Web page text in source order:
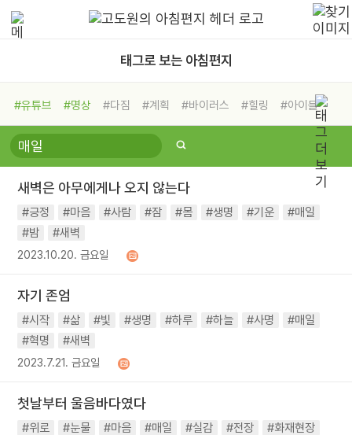
태그로 보는 아침편지
#유튜브 #명상 #다짐 #계획 #바이러스 #힐링
#아이들
#비전캠프
#독서캠프 #삶
#희망
#나눔 #친구 #링컨학교
#독서
#건강 #면역력
새벽은 아무에게나 오지 않는다
#긍정 #마음 #사람 #잠 #몸 #생명 #기운
#매일
#밤
#새벽
2023.10.20. 금요일
자기 존엄
#시작 #삶 #빛 #생명 #하루 #하늘 #사명
#매일
#혁명
#새벽
2023.7.21. 금요일
첫날부터 울음바다였다
#위로 #눈물 #마음 #매일 #실감 #전장
#화재현장